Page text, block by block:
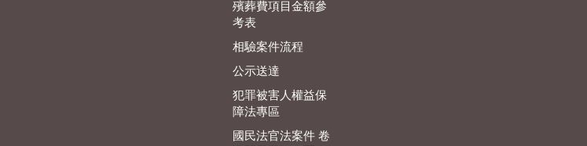
殯葬費項目金額參
考表
相驗案件流程
公示送達
犯罪被害人權益保
障法專區
國民法官法案件 卷